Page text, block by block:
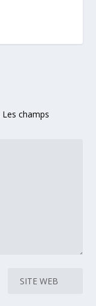
Les champs